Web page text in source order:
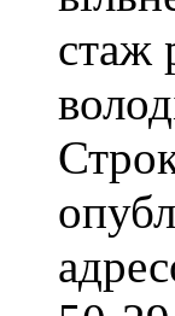
стаж